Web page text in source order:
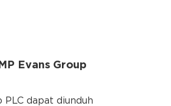
Evans Group
dapat diunduh